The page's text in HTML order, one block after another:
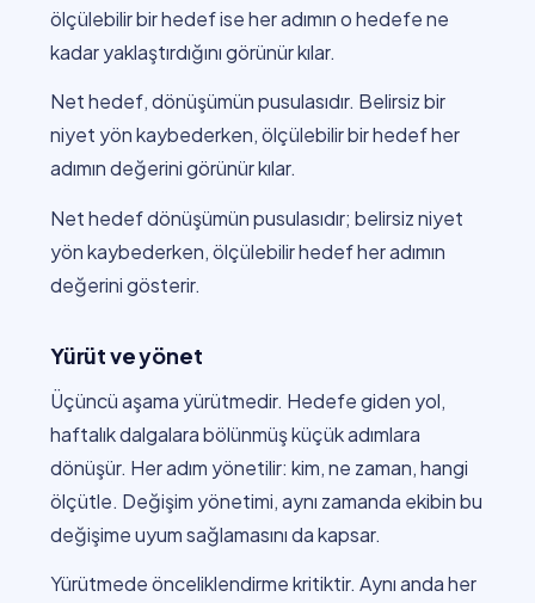
ölçülebilir bir hedef ise her adımın o hedefe ne
kadar yaklaştırdığını görünür kılar.
Net hedef, dönüşümün pusulasıdır. Belirsiz bir
niyet yön kaybederken, ölçülebilir bir hedef her
adımın değerini görünür kılar.
Net hedef dönüşümün pusulasıdır; belirsiz niyet
yön kaybederken, ölçülebilir hedef her adımın
değerini gösterir.
Yürüt ve yönet
Üçüncü aşama yürütmedir. Hedefe giden yol,
haftalık dalgalara bölünmüş küçük adımlara
dönüşür. Her adım yönetilir: kim, ne zaman, hangi
ölçütle. Değişim yönetimi, aynı zamanda ekibin bu
değişime uyum sağlamasını da kapsar.
Yürütmede önceliklendirme kritiktir. Aynı anda her